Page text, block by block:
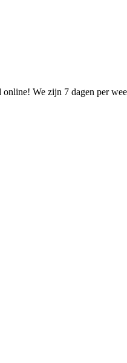
We zijn 7 dagen per